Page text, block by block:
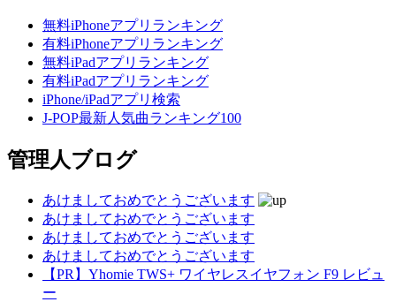
無料iPhoneアプリランキング
有料iPhoneアプリランキング
無料iPadアプリランキング
有料iPadアプリランキング
iPhone/iPadアプリ検索
J-POP最新人気曲ランキング100
管理人ブログ
あけましておめでとうございます
あけましておめでとうございます
あけましておめでとうございます
あけましておめでとうございます
【PR】Yhomie TWS+ ワイヤレスイヤフォン F9 レビュ
ー